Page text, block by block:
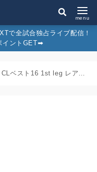
menu
で全試合独占ライブ配信！
イントGET➡︎
【17/18 CLベスト16 1st leg レアル・マドリードvsPSG観戦記】チャンピオンズリーグ屈指の好カードをベルナベウで観戦！